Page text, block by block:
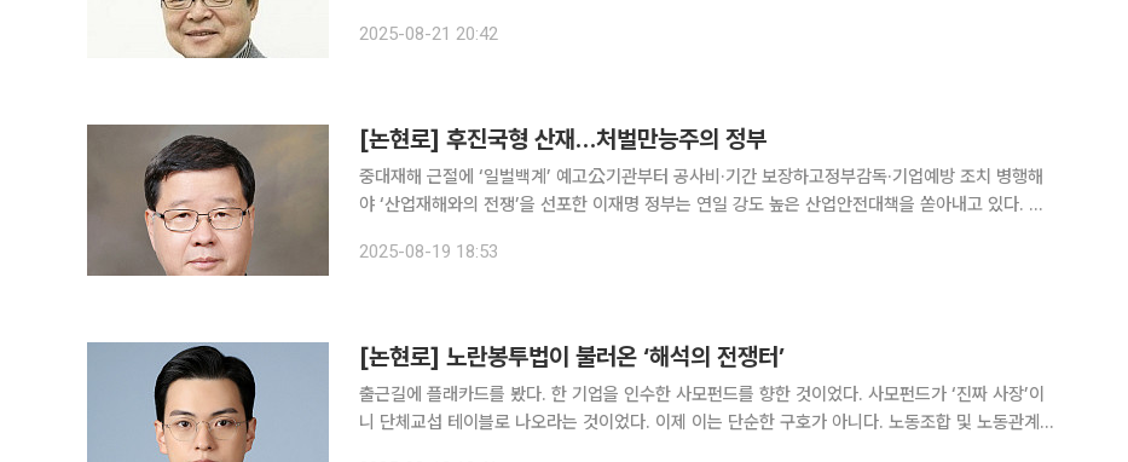
데몬 헌터스(케데헌)’의 얘기다. 이쯤 되면 이 작품의
2025-08-21 20:42
[논현로] 후진국형 산재…처벌만능주의 정부
중대재해 근절에 ‘일벌백계’ 예고公기관부터 공사비·기간 보장하고정부감독·기업예방 조치 병행해
야 ‘산업재해와의 전쟁’을 선포한 이재명 정부는 연일 강도 높은 산업안전대책을 쏟아내고 있다. 이
살”이라고 질타하면서 면허취소, 영업정지, 주가 폭락, 징벌적 손해배상,
2025-08-19 18:53
[논현로] 노란봉투법이 불러온 ‘해석의 전쟁터’
출근길에 플래카드를 봤다. 한 기업을 인수한 사모펀드를 향한 것이었다. 사모펀드가 ‘진짜 사장’이
니 단체교섭 테이블로 나오라는 것이었다. 이제 이는 단순한 구호가 아니다. 노동조합 및 노동관계